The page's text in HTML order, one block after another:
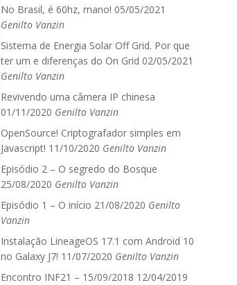
No Brasil, é 60hz, mano! 05/05/2021
Genilto Vanzin
Sistema de Energia Solar Off Grid. Por que
ter um e diferenças do On Grid 02/05/2021
Genilto Vanzin
Revivendo uma câmera IP chinesa
01/11/2020 Genilto Vanzin
OpenSource! Criptografador simples em
Javascript! 11/10/2020 Genilto Vanzin
Episódio 2 – O segredo do Bosque
25/08/2020 Genilto Vanzin
Episódio 1 – O início 21/08/2020 Genilto
Vanzin
Instalação LineageOS 17.1 com Android 10
no Galaxy J7! 11/07/2020 Genilto Vanzin
Encontro INF21 – 15/09/2018 12/04/2019